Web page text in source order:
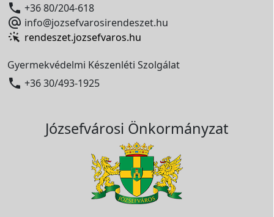
 +36 80/204-618
 info@jozsefvarosirendeszet.hu
rendeszet.jozsefvaros.hu
Gyermekvédelmi Készenléti Szolgálat
 +36 30/493-1925
Józsefvárosi Önkormányzat